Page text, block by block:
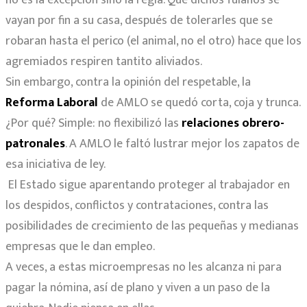
vayan por fin a su casa, después de tolerarles que se
robaran hasta el perico (el animal, no el otro) hace que los
agremiados respiren tantito aliviados.
Sin embargo, contra la opinión del respetable, la
Reforma Laboral de AMLO se quedó corta, coja y trunca.
¿Por qué? Simple: no flexibilizó las relaciones obrero-
patronales. A AMLO le faltó lustrar mejor los zapatos de
esa iniciativa de ley.
El Estado sigue aparentando proteger al trabajador en
los despidos, conflictos y contrataciones, contra las
posibilidades de crecimiento de las pequeñas y medianas
empresas que le dan empleo.
A veces, a estas microempresas no les alcanza ni para
pagar la nómina, así de plano y viven a un paso de la